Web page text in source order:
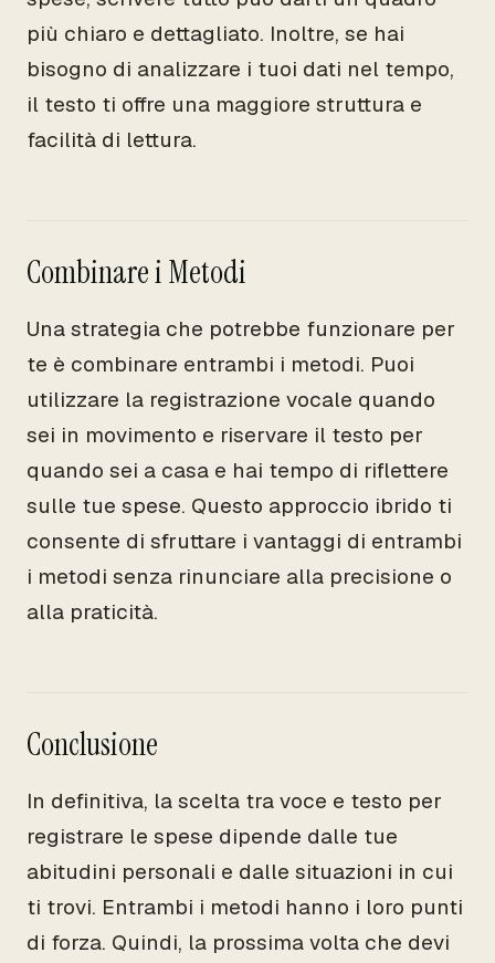
più chiaro e dettagliato. Inoltre, se hai
bisogno di analizzare i tuoi dati nel tempo,
il testo ti offre una maggiore struttura e
facilità di lettura.
Combinare i Metodi
Una strategia che potrebbe funzionare per
te è combinare entrambi i metodi. Puoi
utilizzare la registrazione vocale quando
sei in movimento e riservare il testo per
quando sei a casa e hai tempo di riflettere
sulle tue spese. Questo approccio ibrido ti
consente di sfruttare i vantaggi di entrambi
i metodi senza rinunciare alla precisione o
alla praticità.
Conclusione
In definitiva, la scelta tra voce e testo per
registrare le spese dipende dalle tue
abitudini personali e dalle situazioni in cui
ti trovi. Entrambi i metodi hanno i loro punti
di forza. Quindi, la prossima volta che devi